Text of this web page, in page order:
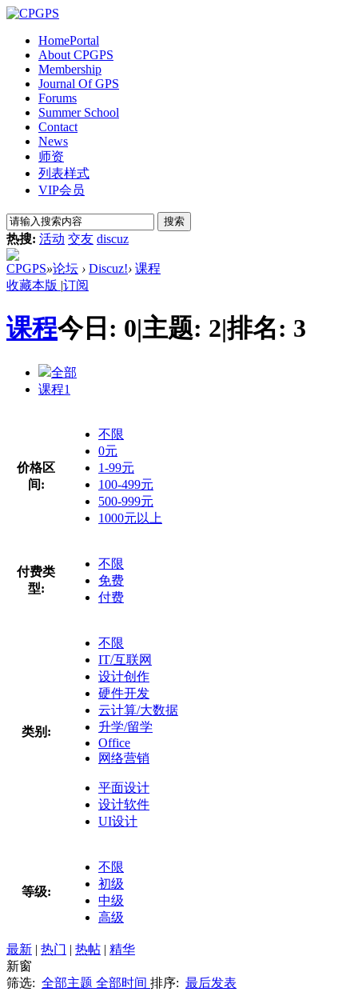
HomePortal
About CPGPS
Membership
Journal Of GPS
Forums
Summer School
Contact
News
师资
列表样式
VIP会员
搜索
热搜: 活动 交友 discuz
CPGPS»论坛 › Discuz!› 课程
收藏本版 |订阅
课程今日: 0|主题: 2|排名: 3
全部
课程1
价格区
间:
不限
0元
1-99元
100-499元
500-999元
1000元以上
付费类
型:
不限
免费
付费
类别:
不限
IT/互联网
设计创作
硬件开发
云计算/大数据
升学/留学
Office
网络营销
平面设计
设计软件
UI设计
等级:
不限
初级
中级
高级
最新 | 热门 | 热帖 | 精华
新窗
筛选: 全部主题 全部时间 排序: 最后发表